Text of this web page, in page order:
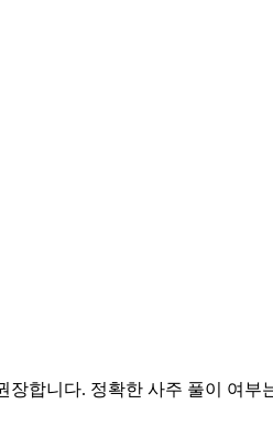
합니다. 정확한 사주 풀이 여부